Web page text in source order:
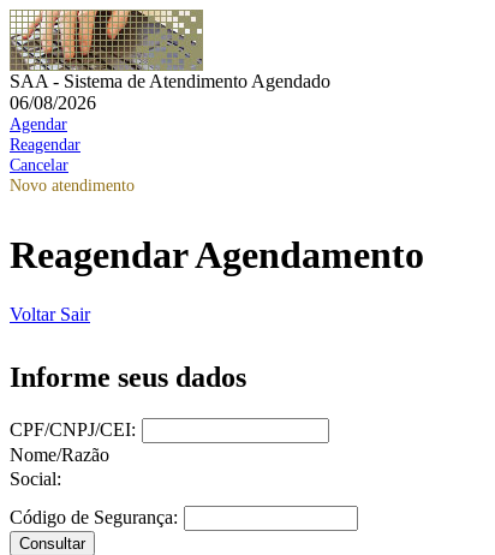
SAA - Sistema de Atendimento Agendado
06/08/2026
Agendar
Reagendar
Cancelar
Novo atendimento
Reagendar Agendamento
Voltar Sair
Informe seus dados
CPF/CNPJ/CEI:
Nome/Razão
Social:
Código de Segurança: